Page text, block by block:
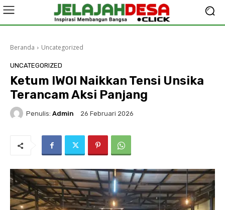
Beranda Uncategorized
UNCATEGORIZED
Ketum IWOI Naikkan Tensi Unsika
Terancam Aksi Panjang
Penulis: Admin 26 Februari 2026